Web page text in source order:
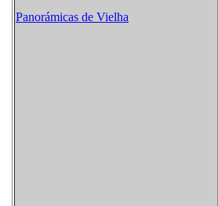
Panorámicas de Vielha